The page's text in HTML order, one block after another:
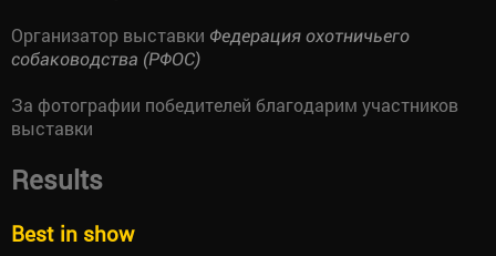
Организатор выставки Федерация охотничьего
собаководства (РФОС)
За фотографии победителей благодарим участников
выставки
Results
Best in show